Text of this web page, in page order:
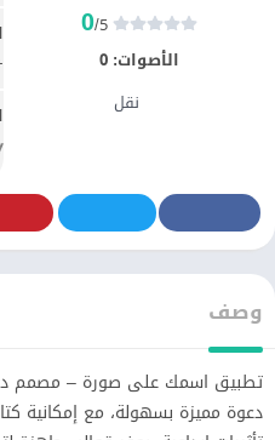
0/5
الأصوات: 0
نقل
وصف
تطبيق اسمك على صورة – مصمم
دعوة مميزة بسهولة، مع إمكانية